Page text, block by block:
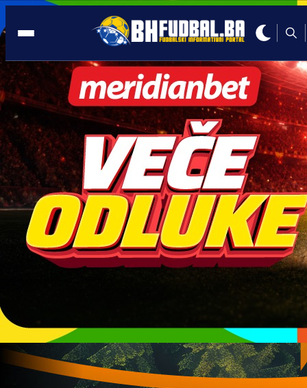
INO FUDBAL
13:25, 12.05.2025
Tenzije ne prestaju: Šokantna izjava iz
VAR sobe protiv Barcelone procurila u
13:25, 12.05.2025